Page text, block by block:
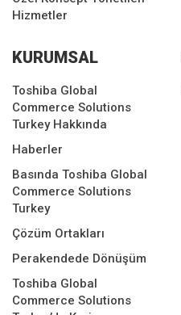
Hizmetler
KURUMSAL
Toshiba Global
Commerce Solutions
Turkey Hakkında
Haberler
Basında Toshiba Global
Commerce Solutions
Turkey
Çözüm Ortakları
Perakendede Dönüşüm
Toshiba Global
Commerce Solutions